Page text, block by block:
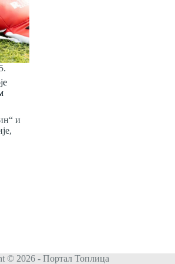
и
© 2026 - Портал Топлица